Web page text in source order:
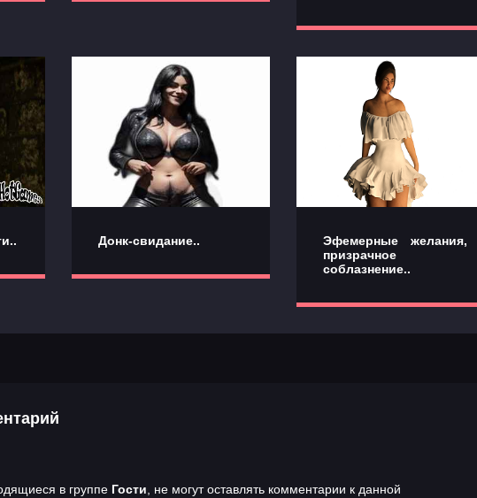
Донк-свидание..
Эфемерные желания,
призрачное
соблазнение..
в группе Гости , не могут оставлять комментарии к данной